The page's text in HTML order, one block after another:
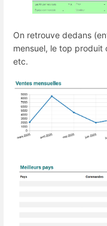
On retrouve dedans
mensuel, le top
etc.